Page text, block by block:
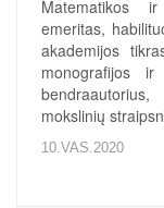
Matematikos
emeritas,
akademijos
monografijos
mokslinių
10.VAS.2020